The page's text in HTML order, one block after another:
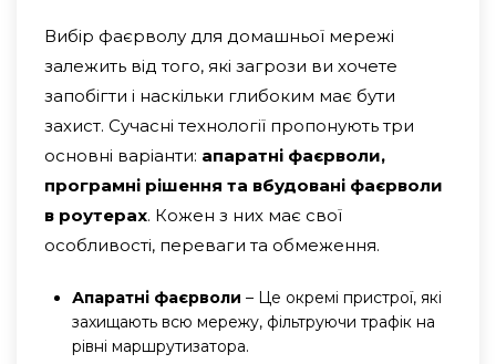
Вибір фаєрволу для домашньої мережі
залежить від того, які загрози ви хочете
запобігти і наскільки глибоким має бути
захист. Сучасні технології пропонують три
основні варіанти: апаратні фаєрволи,
програмні рішення та вбудовані фаєрволи
в роутерах. Кожен з них має свої
особливості, переваги та обмеження.
Апаратні фаєрволи – Це окремі пристрої, які
захищають всю мережу, фільтруючи трафік на
рівні маршрутизатора.